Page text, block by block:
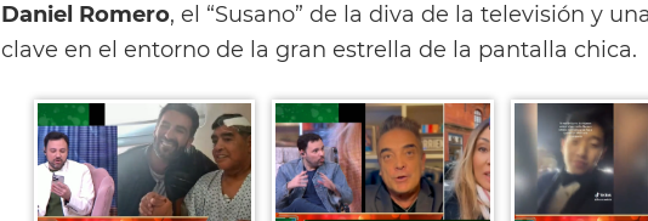
Daniel Romero, el “Susano” de la diva de la televisión y
clave en el entorno de la gran estrella de la pantalla chica.